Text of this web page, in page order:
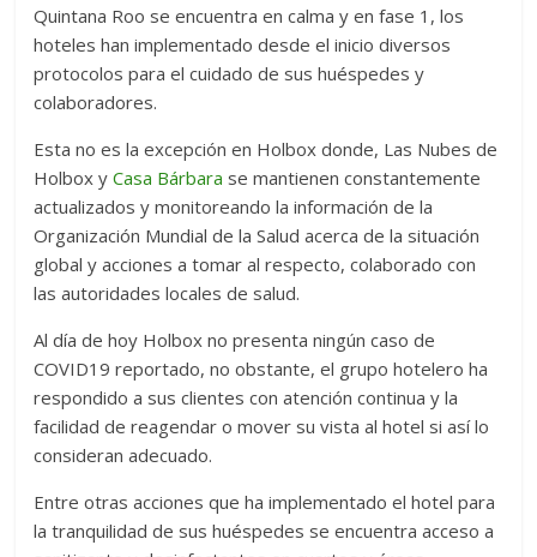
Quintana Roo se encuentra en calma y en fase 1, los
hoteles han implementado desde el inicio diversos
protocolos para el cuidado de sus huéspedes y
colaboradores.
Esta no es la excepción en Holbox donde, Las Nubes de
Holbox yCasa Bárbara se mantienen constantemente
actualizados y monitoreando la información de la
Organización Mundial de la Salud acerca de la situación
global y acciones a tomar al respecto, colaborado con
las autoridades locales de salud.
Al día de hoy Holbox no presenta ningún caso de
COVID19 reportado, no obstante, el grupo hotelero ha
respondido a sus clientes con atención continua y la
facilidad de reagendar o mover su vista al hotel si así lo
consideran adecuado.
Entre otras acciones que ha implementado el hotel para
la tranquilidad de sus huéspedes se encuentra acceso a